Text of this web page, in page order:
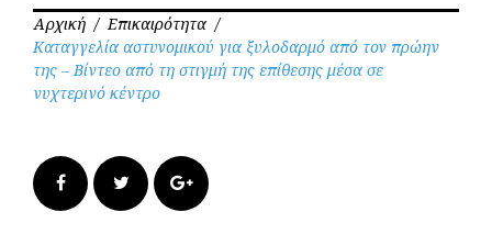
Αρχική / Επικαιρότητα /
Καταγγελία αστυνομικού για ξυλοδαρμό από τον πρώην
της – Βίντεο από τη στιγμή της επίθεσης μέσα σε
νυχτερινό κέντρο
FacebookTwitter Google+